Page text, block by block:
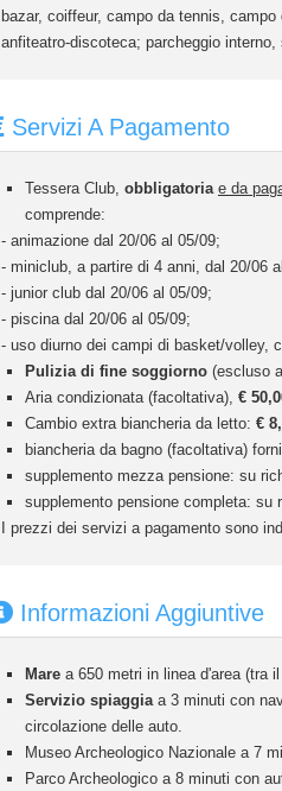
bazar, coiffeur, campo da tennis,
anfiteatro-discoteca; parcheggio
Servizi A Pagamento
Tessera Club, obbligatoria e da
comprende:
- animazione dal 20/06 al 05/09;
- miniclub, a partire di 4 anni, dal 20/06
- junior club dal 20/06 al 05/09;
- piscina dal 20/06 al 05/09;
- uso diurno dei campi di basket/volley,
Pulizia di fine soggiorno (escluso
Aria condizionata (facoltativa), €
Cambio extra biancheria da letto: €
biancheria da bagno (facoltativa)
supplemento mezza pensione: su
supplemento pensione completa: su
I prezzi dei servizi a pagamento sono
Informazioni Aggiuntive
Mare a 650 metri in linea d'area (tra
Servizio spiaggia a 3 minuti con
circolazione delle auto.
Museo Archeologico Nazionale a 7
Parco Archeologico a 8 minuti con